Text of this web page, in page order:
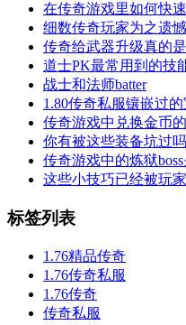
在传奇游戏里如何快
细数传奇玩家为之遗
传奇给武器升级真的
道士PK最常用到的技
战士和法师batter
1.80传奇私服镶嵌过
传奇游戏中兑换金币
你有被这些装备坑过吗
传奇游戏中的炼狱
这些小技巧已经被玩
标签列表
1.76精品传奇
1.76传奇私服
1.76传奇
传奇私服